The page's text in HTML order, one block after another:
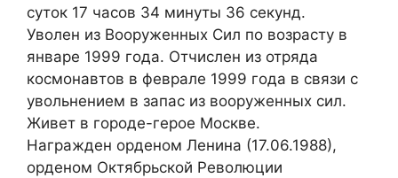
суток 17 часов 34 минуты 36 секунд.
Уволен из Вооруженных Сил по возрасту в
январе 1999 года. Отчислен из отряда
космонавтов в феврале 1999 года в связи с
увольнением в запас из вооруженных сил.
Живет в городе-герое Москве.
Награжден орденом Ленина (17.06.1988),
орденом Октябрьской Революции